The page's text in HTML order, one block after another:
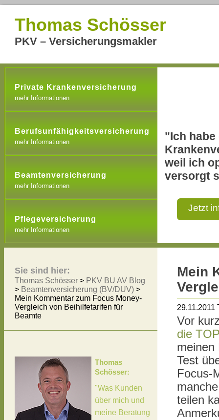
Thomas Schösser
PKV – Versicherungsmakler
Private Krankenversicherung
mehr Informationen
Berufsunfähigkeitsversicherung
mehr Informationen
Beamtenversicherung
mehr Informationen
Pflegeversicherung
mehr Informationen
"Ich habe
weil ich
versorgt
Jetzt
Mein
29.11.2011
Vor
die
meinen
Test
Focus-
teilen
Sie sind hier:
Thomas Schösser > PKV BU AV Blog
> Beamtenversicherung (BV/DUV) >
Mein Kommentar zum Focus Money-
Vergleich von Beihilfetarifen für
Beamte
Thomas
Schösser:
"Was Kunden
über mich und
meine Beratung